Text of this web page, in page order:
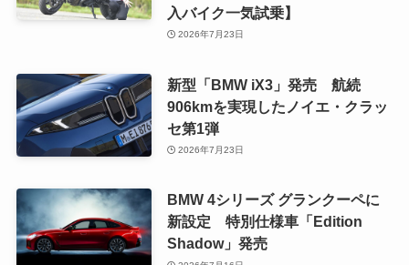
入バイク一気試乗】
2026年7月23日
新型「BMW iX3」発売 航続
906kmを実現したノイエ・クラッ
セ第1弾
2026年7月23日
BMW 4シリーズ グランクーペに
新設定 特別仕様車「Edition
Shadow」発売